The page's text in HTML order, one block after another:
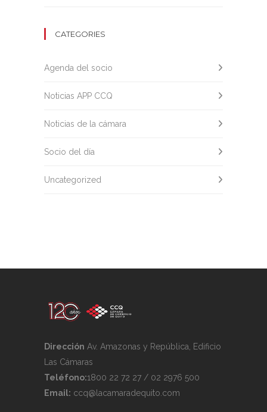
CATEGORIES
Agenda del socio
Noticias APP CCQ
Noticias de la cámara
Socio del día
Uncategorized
Dirección Av. Amazonas y República, Edificio
Las Cámaras
Teléfono:1800 22 72 27 / 02 2976 500
Email: ccq@lacamaradequito.com